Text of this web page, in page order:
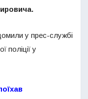
у прес-службі
поліції у